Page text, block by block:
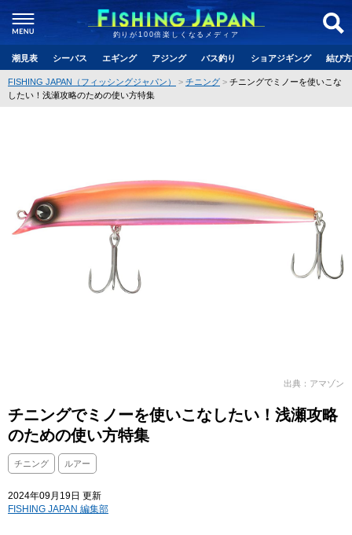
釣りが100倍楽しくなるメディア
潮見表 シーバス エギング アジング バス釣り ショアジギング 結び
FISHING JAPAN（フィッシングジャパン） チニング
チニングでミノーを使いこな
したい！浅瀬攻略のための使い方特集
出典：アマゾン
チニングでミノーを使いこなしたい！浅瀬攻略
のための使い方特集
チニング ルアー
2024年09月19日 更新
FISHING JAPAN 編集部